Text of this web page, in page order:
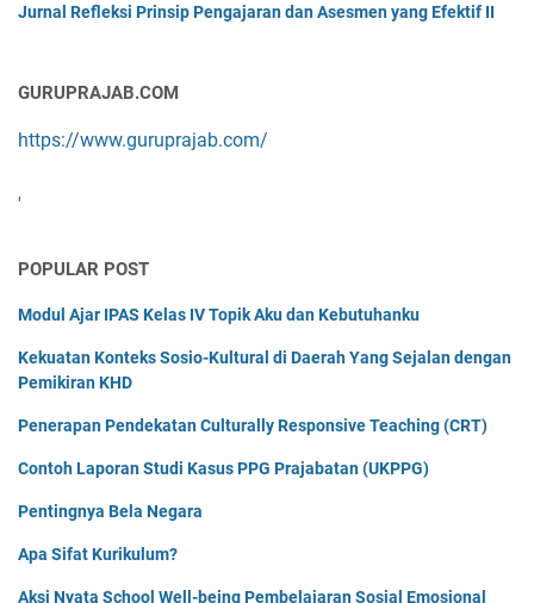
Jurnal Refleksi Prinsip Pengajaran dan Asesmen yang Efektif II
GURUPRAJAB.COM
https://www.guruprajab.com/
'
POPULAR POST
Modul Ajar IPAS Kelas IV Topik Aku dan Kebutuhanku
Kekuatan Konteks Sosio-Kultural di Daerah Yang Sejalan dengan
Pemikiran KHD
Penerapan Pendekatan Culturally Responsive Teaching (CRT)
Contoh Laporan Studi Kasus PPG Prajabatan (UKPPG)
Pentingnya Bela Negara
Apa Sifat Kurikulum?
Aksi Nyata School Well-being Pembelajaran Sosial Emosional